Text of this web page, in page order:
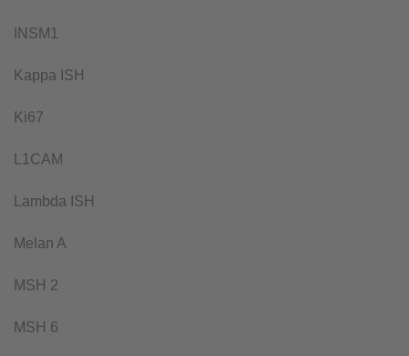
INSM1
Kappa ISH
Ki67
L1CAM
Lambda ISH
Melan A
MSH 2
MSH 6